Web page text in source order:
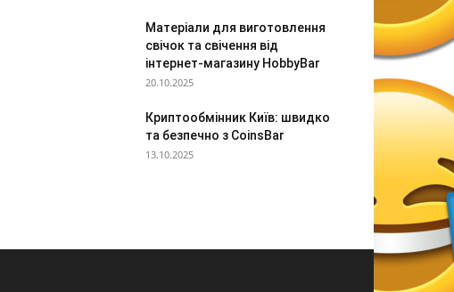
Матеріали для виготовлення
свічок та свічення від
інтернет-магазину HobbyBar
20.10.2025
Криптообмінник Київ: швидко
та безпечно з CoinsBar
13.10.2025